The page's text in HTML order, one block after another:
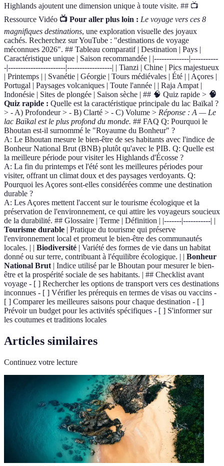
Highlands ajoutent une dimension unique à toute visite. ## 📺
Ressource Vidéo 📺 Pour aller plus loin : Le voyage vers ces 8
magnifiques destinations, une exploration visuelle des joyaux
cachés. Recherchez sur YouTube : "destinations de voyage
méconnues 2026". ## Tableau comparatif | Destination | Pays |
Caractéristique unique | Saison recommandée | |--------------|-----------
-|-----------------------|------------------| | Tianzi | Chine | Pics majestueux
| Printemps | | Svanétie | Géorgie | Tours médiévales | Été | | Açores |
Portugal | Paysages volcaniques | Toute l'année | | Raja Ampat |
Indonésie | Sites de plongée | Saison sèche | ## 🧠 Quiz rapide > 🧠
Quiz rapide : Quelle est la caractéristique principale du lac Baïkal ?
> - A) Profondeur > - B) Clarté > - C) Volume > Réponse : A — Le
lac Baïkal est le plus profond du monde. ## FAQ Q: Pourquoi le
Bhoutan est-il surnommé le "Royaume du Bonheur" ?
A: Le Bhoutan mesure le bien-être de ses habitants avec l'indice de
Bonheur National Brut (BNB) plutôt qu'avec le PIB. Q: Quelle est
la meilleure période pour visiter les Highlands d'Écosse ?
A: La fin du printemps et l'été sont les meilleures périodes pour
visiter, offrant un climat doux et des paysages verdoyants. Q:
Pourquoi les Açores sont-elles considérées comme une destination
durable ?
A: Les Açores mettent l'accent sur le tourisme écologique et la
préservation de l'environnement, ce qui attire les voyageurs soucieux
de la durabilité. ## Glossaire | Terme | Définition | |-------|-----------| |
Tourisme durable | Pratique du tourisme qui préserve
l'environnement local et promeut le bien-être des communautés
locales. | | Biodiversité | Variété des formes de vie dans un habitat
donné ou sur terre, contribuant à l'équilibre écologique. | | Bonheur
National Brut | Indice utilisé par le Bhoutan pour mesurer le bien-
être et la prospérité sociale de ses habitants. | ## Checklist avant
voyage - [ ] Rechercher les options de transport vers ces destinations
inconnues - [ ] Vérifier les prérequis en termes de visas ou vaccins -
[ ] Comparer les meilleures saisons pour chaque destination - [ ]
Prévoir un budget pour les activités spécifiques - [ ] S'informer sur
les coutumes et traditions locales
Articles similaires
Continuez votre lecture